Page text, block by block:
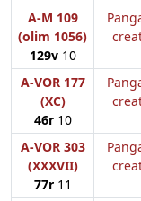
A-M 109
(olim 1056)
129v10
A-VOR 177
(XC)
46r10
A-VOR 303
(XXXVII)
77r11